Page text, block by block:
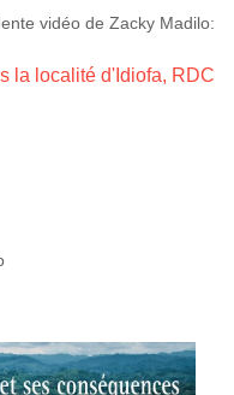
vidéo de Zacky Madilo:
la localité d'Idiofa, RDC